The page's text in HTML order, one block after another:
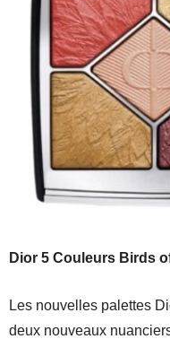
Dior 5 Couleurs Birds
Les nouvelles palettes
deux nouveaux